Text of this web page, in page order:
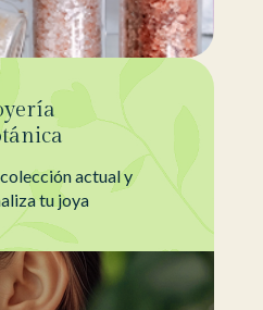
actual y
tu joya